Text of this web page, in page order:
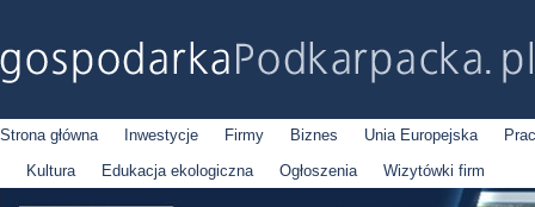
Strona główna Inwestycje Firmy Biznes Unia Europejska
Kultura
Edukacja ekologiczna Ogłoszenia Wizytówki firm